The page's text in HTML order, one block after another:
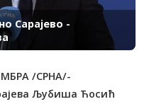
Сарајево -
/СРНА/-
Љубиша Ћосић